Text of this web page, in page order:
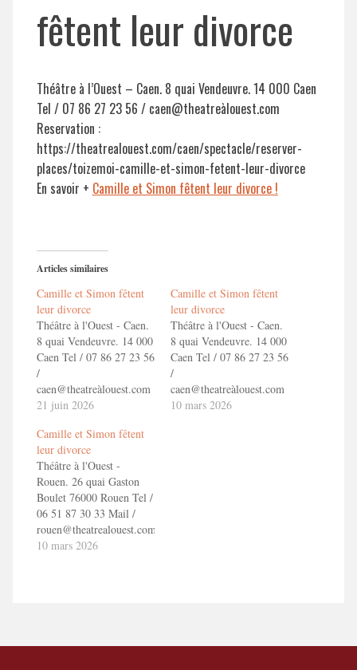
fêtent leur divorce
Théâtre à l’Ouest – Caen. 8 quai Vendeuvre. 14 000 Caen
Tel / 07 86 27 23 56 / caen@theatreàlouest.com
Reservation :
https://theatrealouest.com/caen/spectacle/reserver-
places/toizemoi-camille-et-simon-fetent-leur-divorce
En savoir + Camille et Simon fêtent leur divorce !
Articles similaires
Camille et Simon fêtent
leur divorce
Théâtre à l'Ouest - Caen.
8 quai Vendeuvre. 14 000
Caen Tel / 07 86 27 23 56
/
caen@theatreàlouest.com
Reservation :
places/toizemoi-camille-
et-simon-fetent-leur-
divorce En savoir +
Camille et Simon fêtent
leur divorce !
21 juin 2026
Camille et Simon fêtent
leur divorce
Théâtre à l'Ouest - Caen.
8 quai Vendeuvre. 14 000
Caen Tel / 07 86 27 23 56
/
caen@theatreàlouest.com
Reservation :
10 mars 2026
Camille et Simon fêtent
leur divorce
Théâtre à l'Ouest -
Rouen. 26 quai Gaston
Boulet 76000 Rouen Tel /
06 51 87 30 33 Mail /
rouen@theatrealouest.com
Reservation :
10 mars 2026